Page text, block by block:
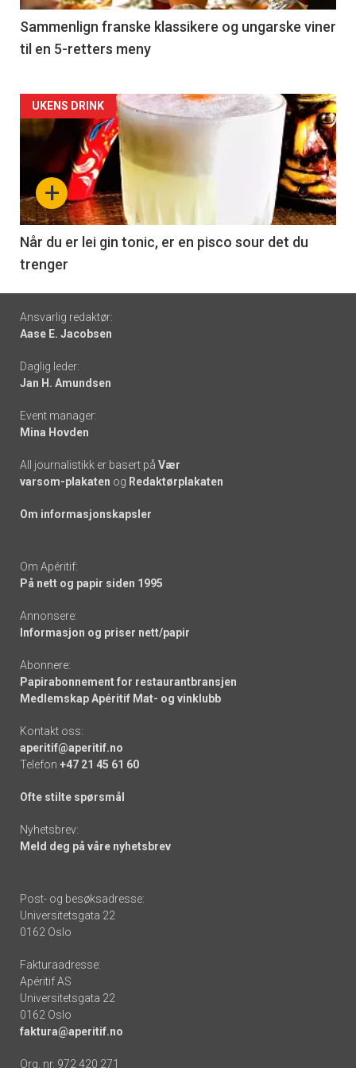
5
Sammenlign franske klassikere og ungarske viner
til en 5-retters meny
Forsiden
akkurat
nå
-
6
+
UKENS DRINK
Når du er lei gin tonic, er en pisco sour det du
trenger
Footer
-
links
Ansvarlig redaktør:
Aase E. Jacobsen
Daglig leder:
Jan H. Amundsen
Event manager:
Mina Hovden
All journalistikk er basert på Vær
varsom-plakaten og Redaktørplakaten
Om informasjonskapsler
Om Apéritif:
På nett og papir siden 1995
Annonsere:
Informasjon og priser nett/papir
Abonnere:
Papirabonnement for restaurantbransjen
Medlemskap Apéritif Mat- og vinklubb
Kontakt oss:
aperitif@aperitif.no
Telefon +47 21 45 61 60
Ofte stilte spørsmål
Nyhetsbrev:
Meld deg på våre nyhetsbrev
Post- og besøksadresse:
Universitetsgata 22
0162 Oslo
Fakturaadresse:
Apéritif AS
Universitetsgata 22
0162 Oslo
faktura@aperitif.no
Org. nr. 972 420 271